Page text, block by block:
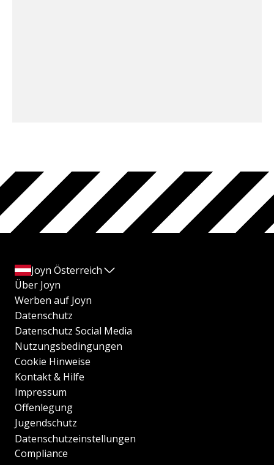
Joyn Österreich
Über Joyn
Werben auf Joyn
Datenschutz
Datenschutz Social Media
Nutzungsbedingungen
Cookie Hinweise
Kontakt & Hilfe
Impressum
Offenlegung
Jugendschutz
Datenschutzeinstellungen
Compliance